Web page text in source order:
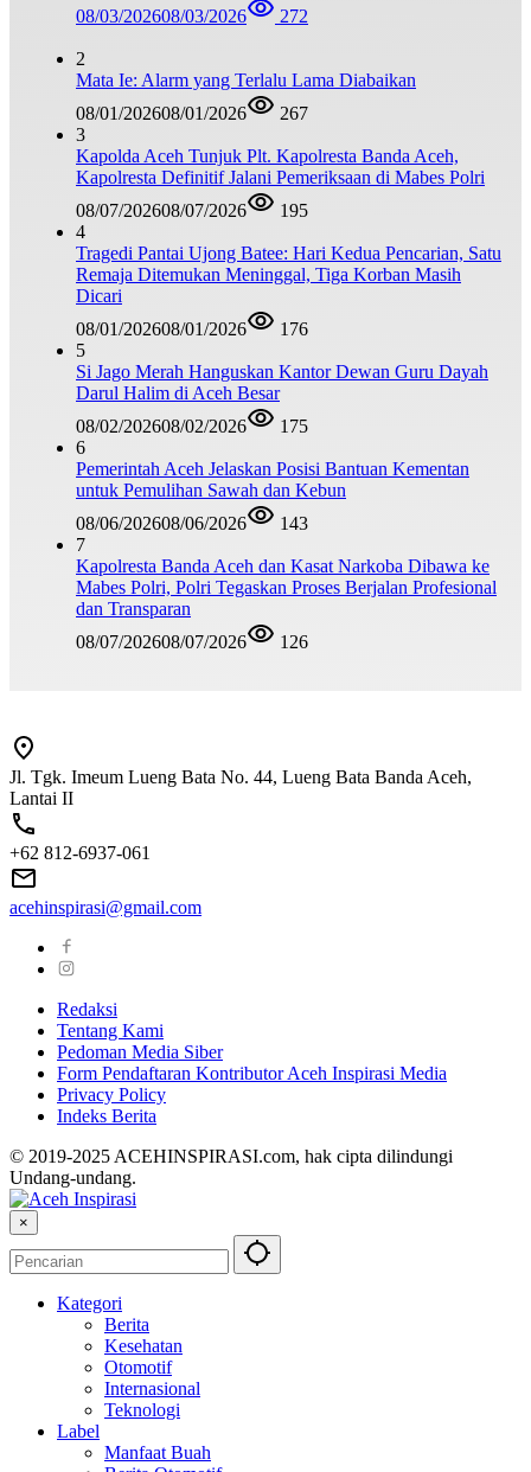
08/03/202608/03/2026 272
2
Mata Ie: Alarm yang Terlalu Lama Diabaikan
08/01/202608/01/2026
267
3
Kapolda Aceh Tunjuk Plt. Kapolresta Banda Aceh,
Kapolresta Definitif Jalani Pemeriksaan di Mabes Polri
08/07/202608/07/2026
195
4
Tragedi Pantai Ujong Batee: Hari Kedua Pencarian, Satu
Remaja Ditemukan Meninggal, Tiga Korban Masih
Dicari
08/01/202608/01/2026
176
5
Si Jago Merah Hanguskan Kantor Dewan Guru Dayah
Darul Halim di Aceh Besar
08/02/202608/02/2026
175
6
Pemerintah Aceh Jelaskan Posisi Bantuan Kementan
untuk Pemulihan Sawah dan Kebun
08/06/202608/06/2026
143
7
Kapolresta Banda Aceh dan Kasat Narkoba Dibawa ke
Mabes Polri, Polri Tegaskan Proses Berjalan Profesional
dan Transparan
08/07/202608/07/2026 126
Jl. Tgk. Imeum Lueng Bata No. 44, Lueng Bata Banda Aceh,
Lantai II
+62 812-6937-061
acehinspirasi@gmail.com
Redaksi
Tentang Kami
Pedoman Media Siber
Form Pendaftaran Kontributor Aceh Inspirasi Media
Privacy Policy
Indeks Berita
© 2019-2025 ACEHINSPIRASI.com, hak cipta dilindungi
Undang-undang.
×
Kategori
Berita
Kesehatan
Otomotif
Internasional
Teknologi
Label
Manfaat Buah